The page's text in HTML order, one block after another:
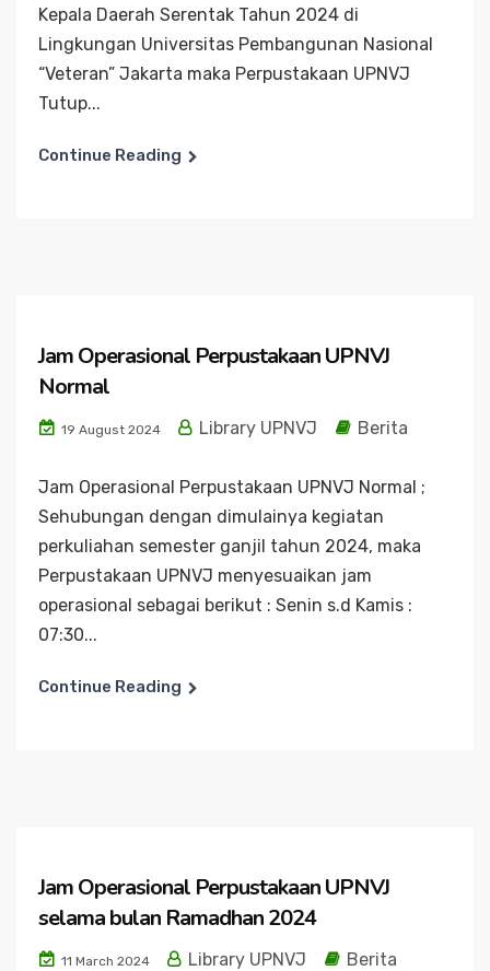
Kepala Daerah Serentak Tahun 2024 di
Lingkungan Universitas Pembangunan Nasional
“Veteran” Jakarta maka Perpustakaan UPNVJ
Tutup...
Continue Reading
Jam Operasional Perpustakaan UPNVJ
Normal
19 August 2024 Library UPNVJ Berita
Jam Operasional Perpustakaan UPNVJ Normal ;
Sehubungan dengan dimulainya kegiatan
perkuliahan semester ganjil tahun 2024, maka
Perpustakaan UPNVJ menyesuaikan jam
operasional sebagai berikut : Senin s.d Kamis :
07:30...
Continue Reading
Jam Operasional Perpustakaan UPNVJ
selama bulan Ramadhan 2024
11 March 2024 Library UPNVJ Berita